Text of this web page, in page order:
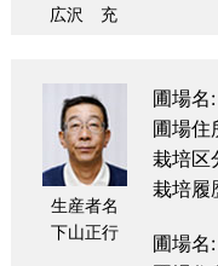
広沢 充
生産者名
下山正行
圃場名
圃場住
栽培区
栽培履
圃場名